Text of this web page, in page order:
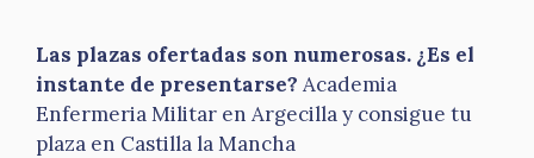
Las plazas ofertadas son numerosas. ¿Es el
instante de presentarse? Academia
Enfermeria Militar en Argecilla y consigue tu
plaza en Castilla la Mancha